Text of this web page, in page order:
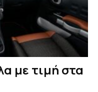
με τιμή στα